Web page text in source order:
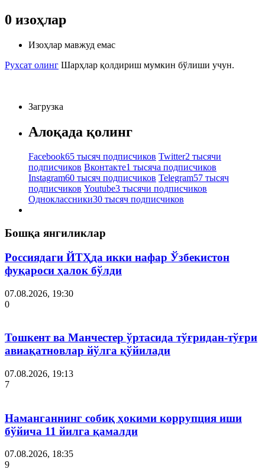
0 изоҳлар
Изоҳлар мавжуд емас
Рухсат олинг Шарҳлар қолдириш мумкин бўлиши учун.
Загрузка
Алоқада қолинг
Facebook65 тысяч подписчиков Twitter2 тысячи
подписчиков Вконтакте1 тысяча подписчиков
Instagram60 тысяч подписчиков Telegram57 тысяч
подписчиков Youtube3 тысячи подписчиков
Одноклассники30 тысяч подписчиков
Бошқа янгиликлар
Россиядаги ЙТҲда икки нафар Ўзбекистон
фуқароси ҳалок бўлди
07.08.2026, 19:30
0
Тошкент ва Манчестер ўртасида тўғридан-тўғри
авиақатновлар йўлга қўйилади
07.08.2026, 19:13
7
Наманганнинг собиқ ҳокими коррупция иши
бўйича 11 йилга қамалди
07.08.2026, 18:35
9